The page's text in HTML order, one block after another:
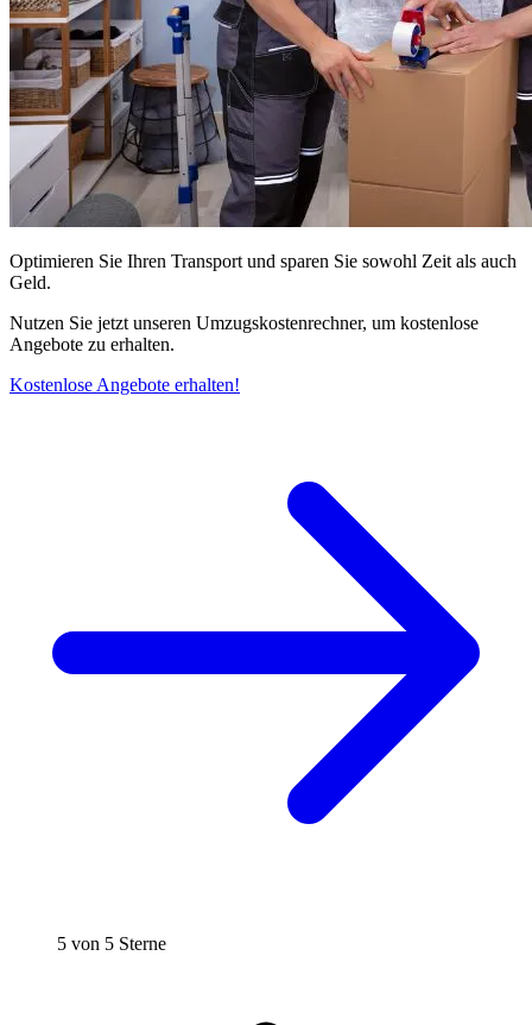
Optimieren Sie Ihren Transport und sparen Sie sowohl Zeit als auch
Geld.
Nutzen Sie jetzt unseren Umzugskostenrechner, um kostenlose
Angebote zu erhalten.
Kostenlose Angebote erhalten!
5 von 5 Sterne